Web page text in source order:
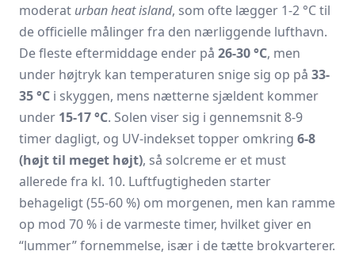
moderat urban heat island, som ofte lægger 1-2 °C til
de officielle målinger fra den nærliggende lufthavn.
De fleste eftermiddage ender på 26-30 °C, men
under højtryk kan temperaturen snige sig op på 33-
35 °C i skyggen, mens nætterne sjældent kommer
under 15-17 °C. Solen viser sig i gennemsnit 8-9
timer dagligt, og UV-indekset topper omkring 6-8
(højt til meget højt), så solcreme er et must
allerede fra kl. 10. Luftfugtigheden starter
behageligt (55-60 %) om morgenen, men kan ramme
op mod 70 % i de varmeste timer, hvilket giver en
“lummer” fornemmelse, især i de tætte brokvarterer.